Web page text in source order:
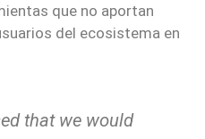
que no aportan
del ecosistema en
that we would